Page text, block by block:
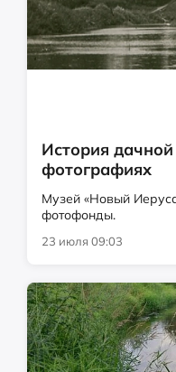
История
фотографиях
Музей «Новый
фотофонды.
23 июля 09:03